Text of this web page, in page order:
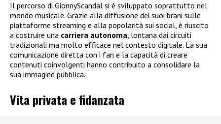
Il percorso di GionnyScandal si è sviluppato soprattutto nel
mondo musicale. Grazie alla diffusione dei suoi brani sulle
piattaforme streaming e alla popolarità sui social, è riuscito
a costruire una carriera autonoma, lontana dai circuiti
tradizionali ma molto efficace nel contesto digitale. La sua
comunicazione diretta con i fan e la capacità di creare
contenuti coinvolgenti hanno contribuito a consolidare la
sua immagine pubblica.
Vita privata e fidanzata